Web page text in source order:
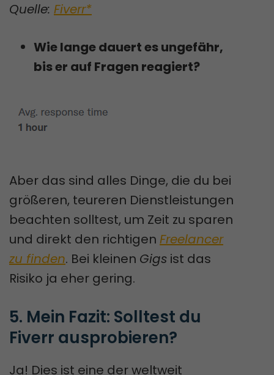
Quelle: Fiverr*
Wie lange dauert es ungefähr,
bis er auf Fragen reagiert?
Aber das sind alles Dinge, die du bei
größeren, teureren Dienstleistungen
beachten solltest, um Zeit zu sparen
und direkt den richtigen Freelancer
zu finden. Bei kleinen Gigs ist das
Risiko ja eher gering.
5. Mein Fazit: Solltest du
Fiverr ausprobieren?
Ja! Dies ist eine der weltweit